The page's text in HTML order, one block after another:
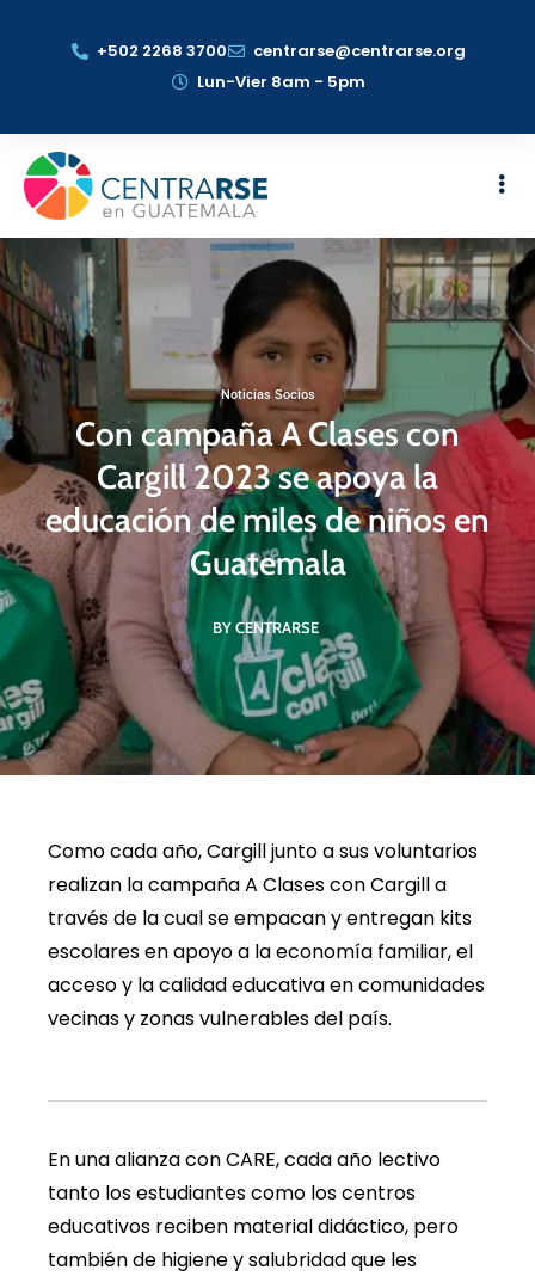
+502 2268 3700
centrarse@centrarse.org
Lun-Vier 8am - 5pm
Noticias Socios
Con campaña A Clases con
Cargill 2023 se apoya la
educación de miles de niños en
Guatemala
BY CENTRARSE
Como cada año, Cargill junto a sus voluntarios
realizan la campaña A Clases con Cargill a
través de la cual se empacan y entregan kits
escolares en apoyo a la economía familiar, el
acceso y la calidad educativa en comunidades
vecinas y zonas vulnerables del país.
En una alianza con CARE, cada año lectivo
tanto los estudiantes como los centros
educativos reciben material didáctico, pero
también de higiene y salubridad que les